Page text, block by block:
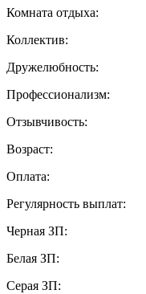
Комната отдыха:
Коллектив:
Дружелюбность:
Профессионализм:
Отзывчивость:
Возраст:
Оплата:
Регулярность выплат:
Черная ЗП:
Белая ЗП:
Серая ЗП: